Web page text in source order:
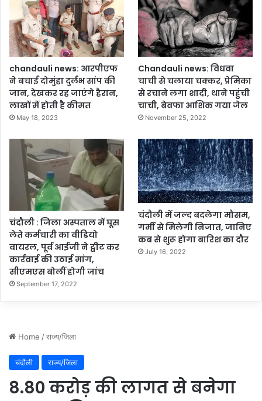
chandauli news: आरपीएफ
ने बचाई दोमुंहा दुर्लभ सांप की
जान, देखकर रह जाएंगे हैरान,
लाखों में होती है कीमत
May 18, 2023
Chandauli news: विधवा
चाची से चलाया चक्कर, प्रेमिका
से रचाने लगा शादी, थाने पहुंची
चाची, बेवफा आशिक गया जेल
November 25, 2022
चंदौली : जिला अस्पताल में घूस
लेते कर्मचारी का वीडियो
वायरल, पूर्व आईजी ने ट्वीट कर
कार्रवाई की उठाई मांग,
सीएमएस बोलीं होगी जांच
September 17, 2022
चंदौली में जल्द बदलेगा मौसम,
गर्मी से मिलेगी निजात, जानिए
कब से शुरू होगा बारिश का दौर
July 16, 2022